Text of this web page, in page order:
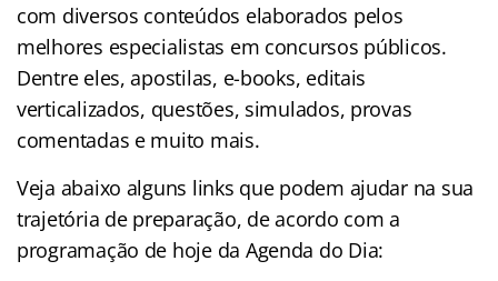
com diversos conteúdos elaborados pelos
melhores especialistas em concursos públicos.
Dentre eles, apostilas, e-books, editais
verticalizados, questões, simulados, provas
comentadas e muito mais.
Veja abaixo alguns links que podem ajudar na sua
trajetória de preparação, de acordo com a
programação de hoje da Agenda do Dia: